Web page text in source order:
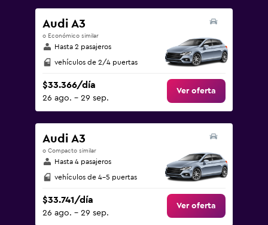
Audi A3
o Económico similar
Hasta 2 pasajeros
vehículos de 2/4 puertas
$33.366/día
26 ago. - 29 sep.
Ver oferta
Audi A3
o Compacto similar
Hasta 4 pasajeros
vehículos de 4-5 puertas
$33.741/día
26 ago. - 29 sep.
Ver oferta